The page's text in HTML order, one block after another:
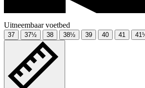
Uitneembaar voetbed
37 37½ 38 38½ 39 40 41